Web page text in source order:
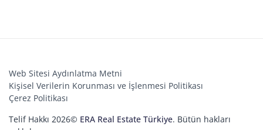
Web Sitesi Aydınlatma Metni
Kişisel Verilerin Korunması ve İşlenmesi Politikası
Çerez Politikası
Telif Hakkı 2026© ERA Real Estate Türkiye. Bütün hakları